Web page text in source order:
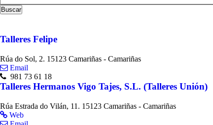
Buscar
Talleres Felipe
Rúa do Sol, 2. 15123 Camariñas - Camariñas
Email
981 73 61 18
Talleres Hermanos Vigo Tajes, S.L. (Talleres Unión)
Rúa Estrada do Vilán, 11. 15123 Camariñas - Camariñas
Web